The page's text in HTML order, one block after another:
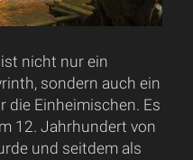
nicht nur ein
sondern auch ein
die Einheimischen. Es
12. Jahrhundert von
und seitdem als